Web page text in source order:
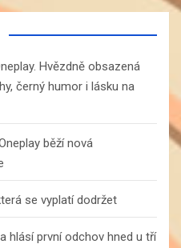
Hvězdně obsazená
černý humor i lásku na
běží nová
se vyplatí dodržet
hlásí první odchov hned u tří